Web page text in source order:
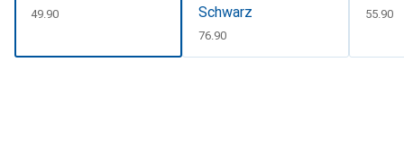
CHF
49.90
Schwarz
CHF
76.90
CHF
55.90